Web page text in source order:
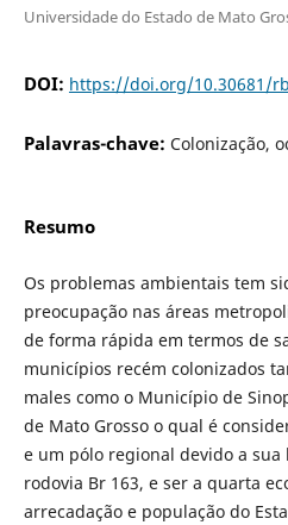
Universidade do Estado de Mato
DOI: https://doi.org/10.30681/
Palavras-chave: Colonização,
Resumo
Os problemas ambientais tem
preocupação nas áreas
de forma rápida em termos de
municípios recém colonizados
males como o Município de
de Mato Grosso o qual é
e um pólo regional devido a sua
rodovia Br 163, e ser a quarta
arrecadação e população do